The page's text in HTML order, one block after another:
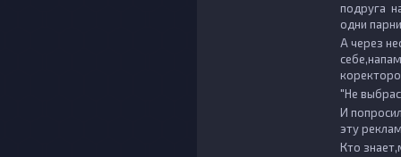
подруга
одни
А через
"Не
И
эту
Кто